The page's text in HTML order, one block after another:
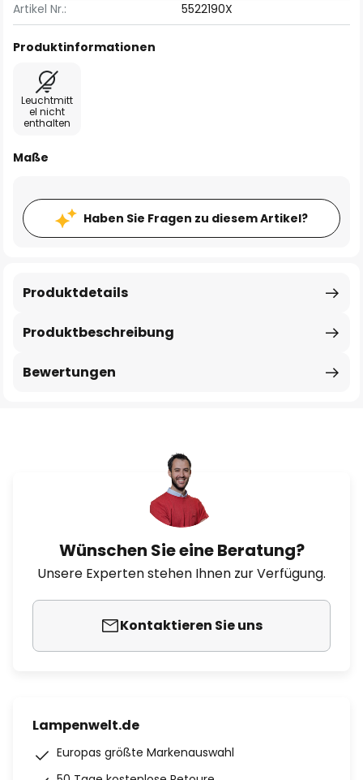
Artikel Nr.:
5522190X
Produktinformationen
Leuchtmitt
el nicht
enthalten
Maße
Haben Sie Fragen zu diesem Artikel?
Produktbeschreibung
Produktdetails
Bewertungen
Wünschen Sie eine Beratung?
Unsere Experten stehen Ihnen zur Verfügung.
Kontaktieren Sie uns
Lampenwelt.de
Europas größte Markenauswahl